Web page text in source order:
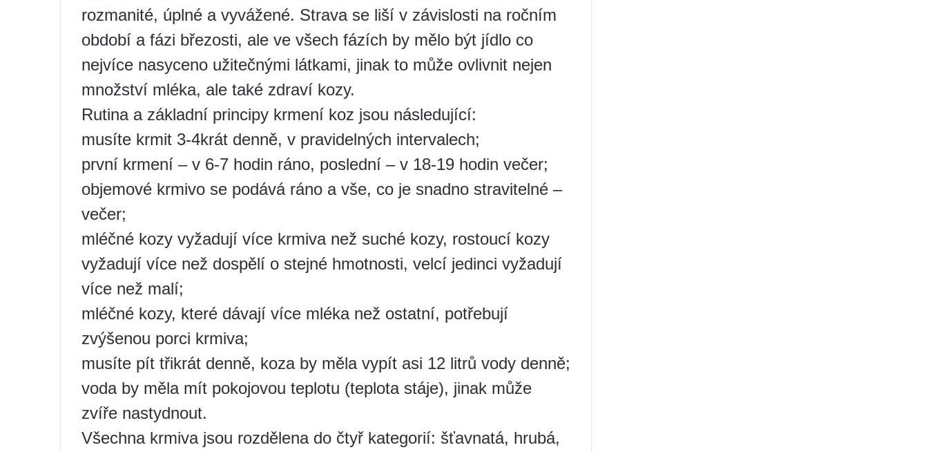
rozmanité, úplné a vyvážené. Strava se liší v závislosti na ročním
období a fázi březosti, ale ve všech fázích by mělo být jídlo co
nejvíce nasyceno užitečnými látkami, jinak to může ovlivnit nejen
množství mléka, ale také zdraví kozy.
Rutina a základní principy krmení koz jsou následující:
musíte krmit 3-4krát denně, v pravidelných intervalech;
první krmení – v 6-7 hodin ráno, poslední – v 18-19 hodin večer;
objemové krmivo se podává ráno a vše, co je snadno stravitelné –
večer;
mléčné kozy vyžadují více krmiva než suché kozy, rostoucí kozy
vyžadují více než dospělí o stejné hmotnosti, velcí jedinci vyžadují
více než malí;
mléčné kozy, které dávají více mléka než ostatní, potřebují
zvýšenou porci krmiva;
musíte pít třikrát denně, koza by měla vypít asi 12 litrů vody denně;
voda by měla mít pokojovou teplotu (teplota stáje), jinak může
zvíře nastydnout.
Všechna krmiva jsou rozdělena do čtyř kategorií: šťavnatá, hrubá,